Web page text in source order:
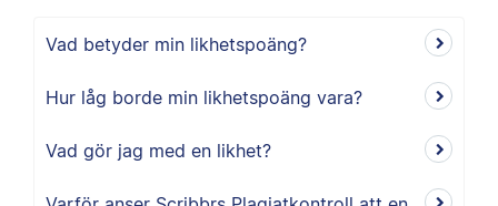
Vad betyder min likhetspoäng?
Hur låg borde min likhetspoäng vara?
Vad gör jag med en likhet?